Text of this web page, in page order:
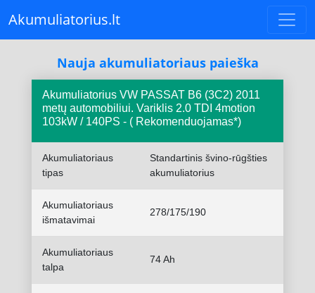
Akumuliatorius.lt
Nauja akumuliatoriaus paieška
Akumuliatorius VW PASSAT B6 (3C2) 2011
metų automobiliui. Variklis 2.0 TDI 4motion
103kW / 140PS - ( Rekomenduojamas*)
Akumuliatoriaus
tipas
Standartinis švino-rūgšties
akumuliatorius
Akumuliatoriaus
išmatavimai
278/175/190
Akumuliatoriaus
talpa
74 Ah